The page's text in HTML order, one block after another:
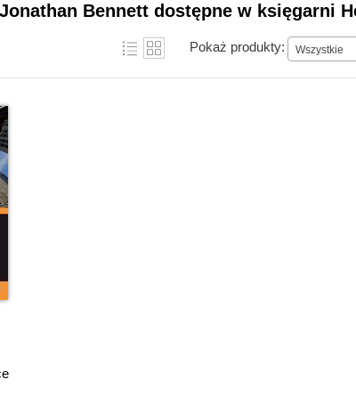
Bennett dostępne w księgarni
Pokaż produkty: Wszystkie